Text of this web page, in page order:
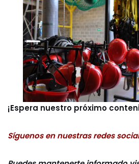
¡Espera nuestro próximo
Síguenos en nuestras redes